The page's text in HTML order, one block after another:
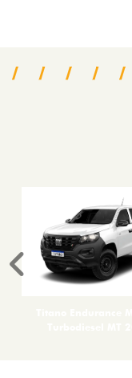
Anterior